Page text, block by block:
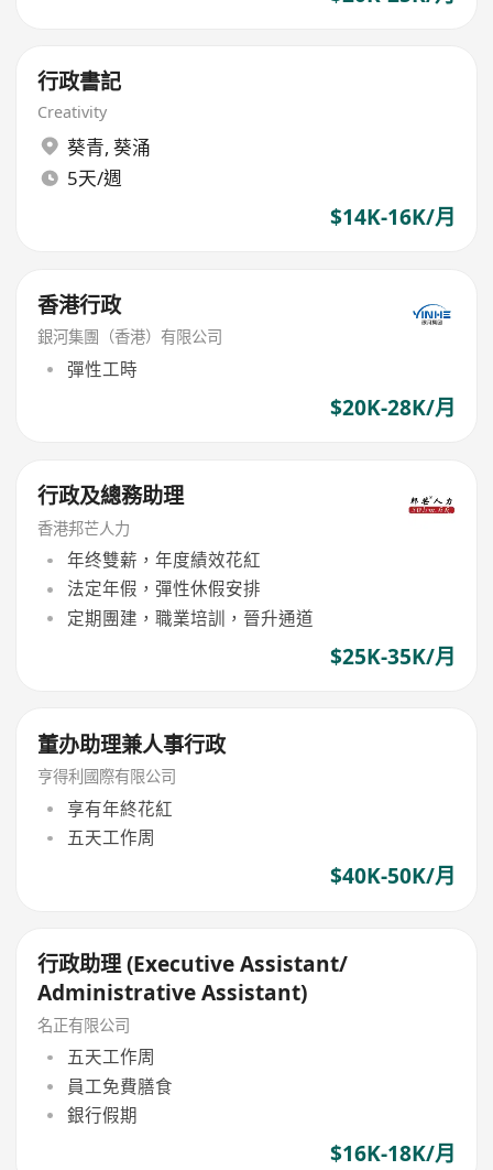
行政書記
Creativity
葵青, 葵涌
5天/週
$14K-16K/月
香港行政
銀河集團（香港）有限公司
彈性工時
$20K-28K/月
行政及總務助理
香港邦芒人力
年终雙薪，年度績效花紅
法定年假，彈性休假安排
定期團建，職業培訓，晉升通道
$25K-35K/月
董办助理兼人事行政
亨得利國際有限公司
享有年終花紅
五天工作周
$40K-50K/月
行政助理 (Executive Assistant/
Administrative Assistant)
名正有限公司
五天工作周
員工免費膳食
銀行假期
$16K-18K/月